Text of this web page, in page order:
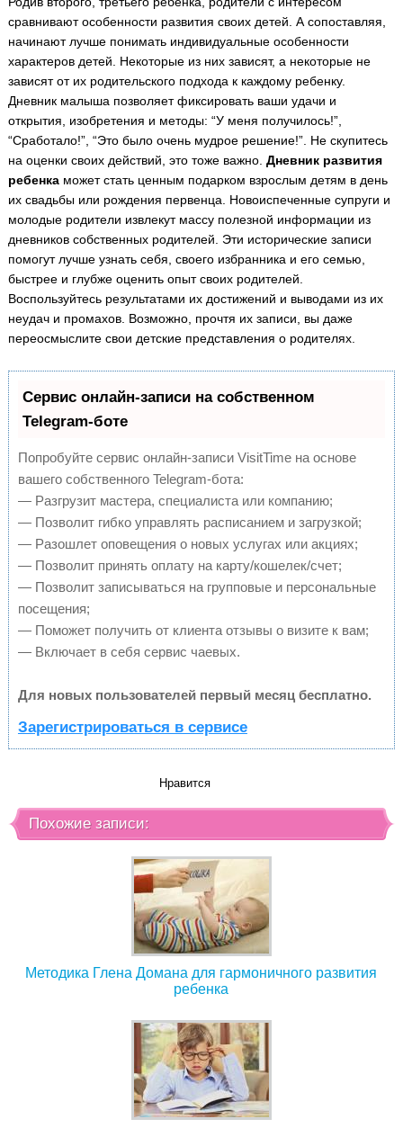
сравнивают особенности развития своих детей. А сопоставляя,
начинают лучше понимать индивидуальные особенности
характеров детей. Некоторые из них зависят, а некоторые не
зависят от их родительского подхода к каждому ребенку.
Дневник малыша позволяет фиксировать ваши удачи и
открытия, изобретения и методы: “У меня получилось!”,
“Сработало!”, “Это было очень мудрое решение!”. Не скупитесь
на оценки своих действий, это тоже важно. Дневник развития
ребенкаможет стать ценным подарком взрослым детям в день
их свадьбы или рождения первенца. Новоиспеченные супруги и
молодые родители извлекут массу полезной информации из
дневников собственных родителей. Эти исторические записи
помогут лучше узнать себя, своего избранника и его семью,
быстрее и глубже оценить опыт своих родителей.
Воспользуйтесь результатами их достижений и выводами из их
неудач и промахов. Возможно, прочтя их записи, вы даже
переосмыслите свои детские представления о родителях.
Сервис онлайн-записи на собственном
Telegram-боте
Попробуйте сервис онлайн-записи VisitTime на основе
вашего собственного Telegram-бота:
— Разгрузит мастера, специалиста или компанию;
— Позволит гибко управлять расписанием и загрузкой;
— Разошлет оповещения о новых услугах или акциях;
— Позволит принять оплату на карту/кошелек/счет;
— Позволит записываться на групповые и персональные
посещения;
— Поможет получить от клиента отзывы о визите к вам;
— Включает в себя сервис чаевых.
Для новых пользователей первый месяц бесплатно.
Зарегистрироваться в сервисе
Нравится
Похожие записи:
Методика Глена Домана для гармоничного развития
ребенка